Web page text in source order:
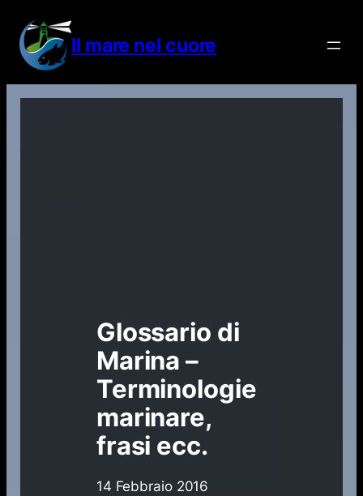
contenuto
Il mare nel cuore
Glossario di
Marina –
Terminologie
marinare,
frasi ecc.
14 Febbraio 2016